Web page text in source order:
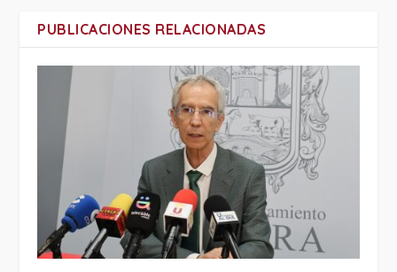
PUBLICACIONES RELACIONADAS